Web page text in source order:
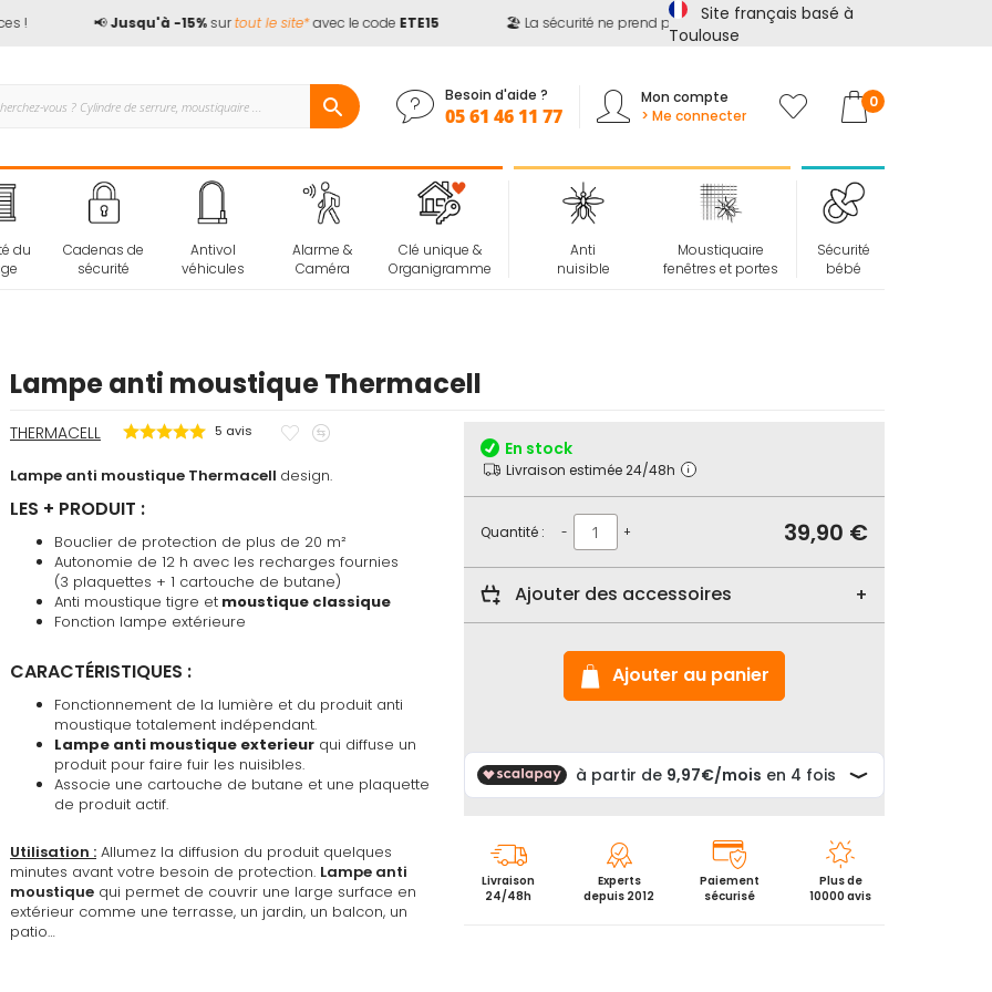
Jusqu'à -15%surtout le site*avec le codeETE15 🏖️ La sécurité ne prend pas de vacances ! 📢 Jusqu'à -15%
Site français basé à
Toulouse
Besoin d'aide ?
05 61 46 11 77
Mon compte
> Me connecter
Mon panier
0
du
Cadenas de
sécurité
Antivol
véhicules
Alarme &
Caméra
Clé unique &
Organigramme
Anti
nuisible
Moustiquaire
fenêtres et portes
Sécurité
bébé
Lampe anti moustique Thermacell
THERMACELL 5 avis
Ajouter
mes
Lampe anti moustique Thermacell design.
LES + PRODUIT :
Bouclier de protection de plus de 20 m²
Autonomie de 12 h avec les recharges fournies
(3 plaquettes + 1 cartouche de butane)
Anti moustique tigre et moustique classique
Fonction lampe extérieure
CARACTÉRISTIQUES :
Fonctionnement de la lumière et du produit anti
moustique totalement indépendant.
Lampe anti moustique exterieur qui diffuse un
produit pour faire fuir les nuisibles.
Associe une cartouche de butane et une plaquette
de produit actif.
Utilisation : Allumez la diffusion du produit quelques
minutes avant votre besoin de protection. Lampe anti
moustique qui permet de couvrir une large surface en
extérieur comme une terrasse, un jardin, un balcon, un
patio…
En stock
Livraison estimée 24/48h
Quantité : - + 39,90 €
Ajouter des accessoires
Ajouter au panier
Livraison
24/48h
Experts
depuis 2012
Paiement
sécurisé
Plus de
10000 avis